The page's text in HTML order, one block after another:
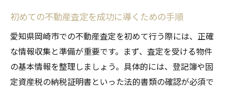
初めての不動産査定を成功に導くための手順
愛知県岡崎市での不動産査定を初めて行う際には、正確
な情報収集と準備が重要です。まず、査定を受ける物件
の基本情報を整理しましょう。具体的には、登記簿や固
定資産税の納税証明書といった法的書類の確認が必須で